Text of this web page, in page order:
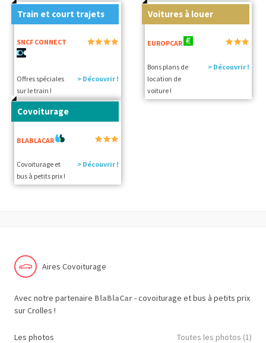
Train et court trajets
SNCF CONNECT
Offres spéciales
sur le train !
> Découvrir !
Voitures à louer
EUROPCAR
Bons plans de
location de
voiture !
> Découvrir !
Covoiturage
BLABLACAR
Covoiturage et
bus à petits prix !
> Découvrir !
Aires Covoiturage
Avec notre partenaire BlaBlaCar- covoiturage et bus à petits prix
sur Crolles !
Les photos Toutes les photos (1)